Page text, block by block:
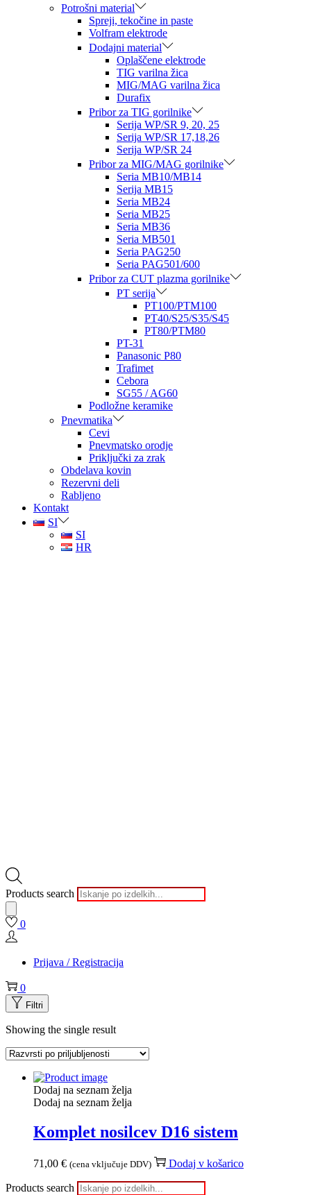
Potrošni material
Spreji, tekočine in paste
Volfram elektrode
Dodajni material
Oplaščene elektrode
TIG varilna žica
MIG/MAG varilna žica
Durafix
Pribor za TIG gorilnike
Serija WP/SR 9, 20, 25
Serija WP/SR 17,18,26
Serija WP/SR 24
Pribor za MIG/MAG gorilnike
Seria MB10/MB14
Serija MB15
Seria MB24
Seria MB25
Seria MB36
Seria MB501
Seria PAG250
Seria PAG501/600
Pribor za CUT plazma gorilnike
PT serija
PT100/PTM100
PT40/S25/S35/S45
PT80/PTM80
PT-31
Panasonic P80
Trafimet
Cebora
SG55 / AG60
Podložne keramike
Pnevmatika
Cevi
Pnevmatsko orodje
Priključki za zrak
Obdelava kovin
Rezervni deli
Rabljeno
Kontakt
SI
SI
HR
Products search
0
Prijava / Registracija
0
Filtri
Showing the single result
Dodaj na seznam želja
Dodaj na seznam želja
Komplet nosilcev D16 sistem
71,00 € (cena vključuje DDV) Dodaj v košarico
Products search